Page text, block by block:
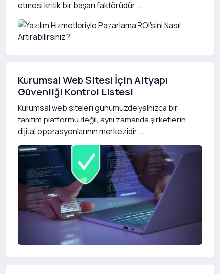
etmesi kritik bir başarı faktörüdür....
Kurumsal Web Sitesi İçin Altyapı
Güvenliği Kontrol Listesi
Kurumsal web siteleri günümüzde yalnızca bir
tanıtım platformu değil, aynı zamanda şirketlerin
dijital operasyonlarının merkezidir....